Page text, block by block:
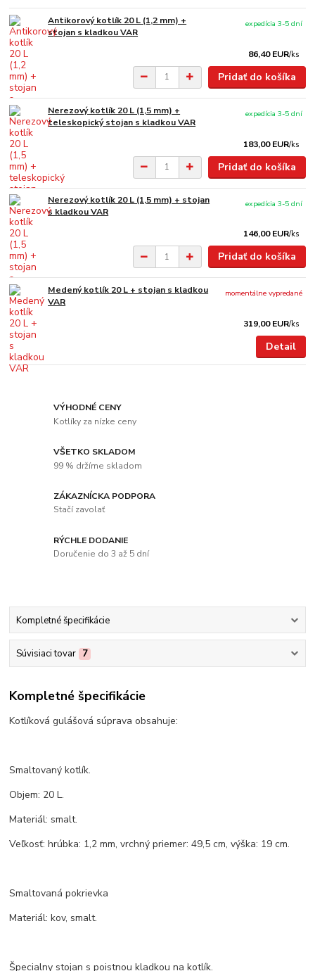
Antikorový kotlík 20 L (1,2 mm) +
stojan s kladkou VAR
86,40 EUR/ks
expedícia 3-5 dní
Pridať do košíka
Nerezový kotlík 20 L (1,5 mm) +
teleskopický stojan s kladkou VAR
183,00 EUR/ks
expedícia 3-5 dní
Pridať do košíka
Nerezový kotlík 20 L (1,5 mm) + stojan
s kladkou VAR
146,00 EUR/ks
expedícia 3-5 dní
Pridať do košíka
Medený kotlík 20 L + stojan s kladkou
VAR
319,00 EUR/ks
momentálne vypredané
Detail
VÝHODNÉ CENY
Kotlíky za nízke ceny
VŠETKO SKLADOM
99 % držíme skladom
ZÁKAZNÍCKA PODPORA
Stačí zavolať
RÝCHLE DODANIE
Doručenie do 3 až 5 dní
Kompletné špecifikácie
Súvisiaci tovar 7
Kompletné špecifikácie
Kotlíková gulášová súprava obsahuje:
Smaltovaný kotlík.
Objem: 20 L.
Materiál: smalt.
Veľkosť: hrúbka: 1,2 mm, vrchný priemer: 49,5 cm, výška: 19 cm.
Smaltovaná pokrievka
Materiál: kov, smalt.
Špecialny stojan s poistnou kladkou na kotlík.